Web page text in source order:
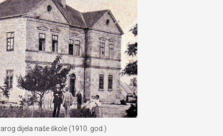
dijela naše škole (1910. god.)